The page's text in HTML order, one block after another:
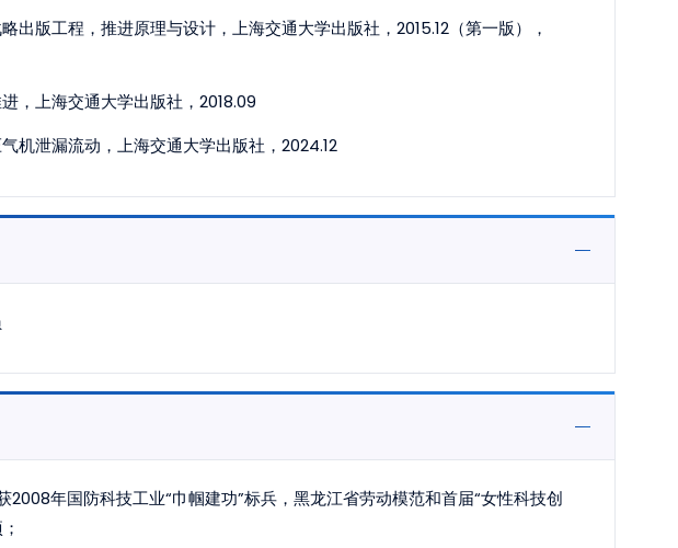
出版工程，推进原理与设计，上海交通大学出版社，2015.12（第一版），
，上海交通大学出版社，2018.09
机泄漏流动，上海交通大学出版社，2024.12
年国防科技工业“巾帼建功”标兵，黑龙江省劳动模范和首届“女性科技创